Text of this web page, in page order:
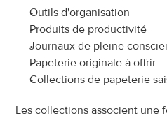
Outils d'organisation
Produits de productivité
Journaux de pleine
Papeterie originale à offrir
Collections de papeterie
Les collections associent une